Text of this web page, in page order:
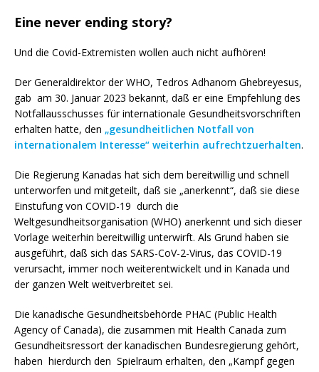
Eine never ending story?
Und die Covid-Extremisten wollen auch nicht aufhören!
Der Generaldirektor der WHO, Tedros Adhanom Ghebreyesus,
gab am 30. Januar 2023 bekannt, daß er eine Empfehlung des
Notfallausschusses für internationale Gesundheitsvorschriften
erhalten hatte, den „gesundheitlichen Notfall von
internationalem Interesse“ weiterhin aufrechtzuerhalten.
Die Regierung Kanadas hat sich dem bereitwillig und schnell
unterworfen und mitgeteilt, daß sie „anerkennt“, daß sie diese
Einstufung von COVID-19 durch die
Weltgesundheitsorganisation (WHO) anerkennt und sich dieser
Vorlage weiterhin bereitwillig unterwirft. Als Grund haben sie
ausgeführt, daß sich das SARS-CoV-2-Virus, das COVID-19
verursacht, immer noch weiterentwickelt und in Kanada und
der ganzen Welt weitverbreitet sei.
Die kanadische Gesundheitsbehörde PHAC (Public Health
Agency of Canada), die zusammen mit Health Canada zum
Gesundheitsressort der kanadischen Bundesregierung gehört,
haben hierdurch den Spielraum erhalten, den „Kampf gegen